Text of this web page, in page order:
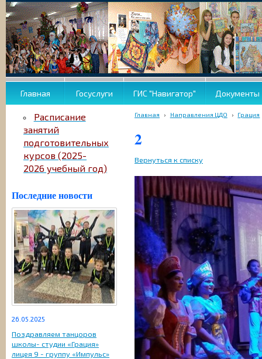
Главная Госуслуги ГИС "Навигатор" Документы
Расписание
занятий
подготовительных
курсов (2025-
2026 учебный год)
Последние новости
26.05.2025
Поздравляем танцоров
школы- студии «Грация»
лицея 9 - группу «Импульс»
Главная › Направления ЦДО › Грация
2
Вернуться к списку